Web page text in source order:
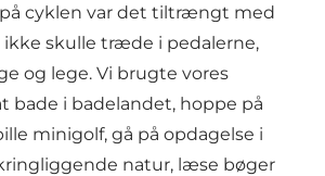
cyklen var det tiltrængt med
ikke skulle træde i pedalerne,
og lege. Vi brugte vores
bade i badelandet, hoppe på
minigolf, gå på opdagelse i
natur, læse bøger